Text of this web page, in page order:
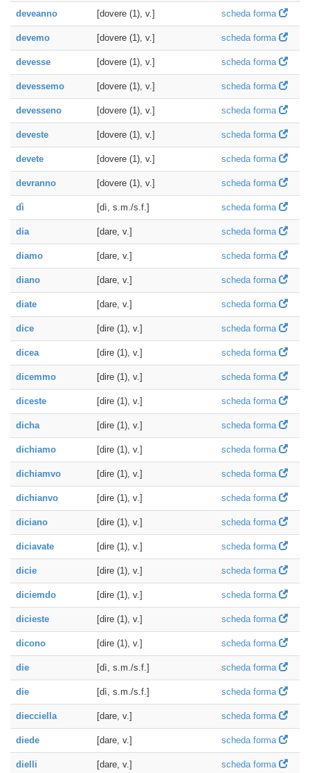
deveanno [dovere (1), v.] scheda forma
devemo [dovere (1), v.] scheda forma
devesse [dovere (1), v.] scheda forma
devessemo [dovere (1), v.] scheda forma
devesseno [dovere (1), v.] scheda forma
deveste [dovere (1), v.] scheda forma
devete [dovere (1), v.] scheda forma
devranno [dovere (1), v.] scheda forma
dì [dì, s.m./s.f.] scheda forma
dia [dare, v.] scheda forma
diamo [dare, v.] scheda forma
diano [dare, v.] scheda forma
diate [dare, v.] scheda forma
dice [dire (1), v.] scheda forma
dicea [dire (1), v.] scheda forma
dicemmo [dire (1), v.] scheda forma
diceste [dire (1), v.] scheda forma
dicha [dire (1), v.] scheda forma
dichiamo [dire (1), v.] scheda forma
dichiamvo [dire (1), v.] scheda forma
dichianvo [dire (1), v.] scheda forma
diciano [dire (1), v.] scheda forma
diciavate [dire (1), v.] scheda forma
dicie [dire (1), v.] scheda forma
diciemdo [dire (1), v.] scheda forma
dicieste [dire (1), v.] scheda forma
dicono [dire (1), v.] scheda forma
die [dì, s.m./s.f.] scheda forma
die [dì, s.m./s.f.] scheda forma
diecciella [dare, v.] scheda forma
diede [dare, v.] scheda forma
dielli [dare, v.] scheda forma